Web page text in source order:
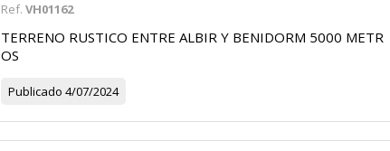
Ref. VH01162
TERRENO RUSTICO ENTRE ALBIR Y BENIDORM 5000 METR
OS
Publicado 4/07/2024